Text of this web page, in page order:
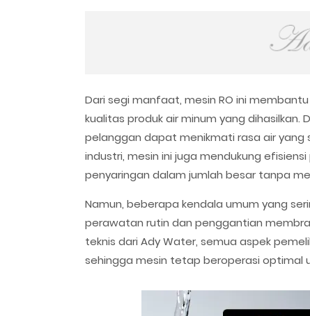
Dari segi manfaat, mesin RO ini
kualitas produk air minum yang dihasilkan.
pelanggan dapat menikmati rasa air yang
industri, mesin ini juga mendukung
penyaringan dalam jumlah besar tanpa
Namun, beberapa kendala umum yang
perawatan rutin dan penggantian
teknis dari Ady Water, semua aspek
sehingga mesin tetap beroperasi optimal